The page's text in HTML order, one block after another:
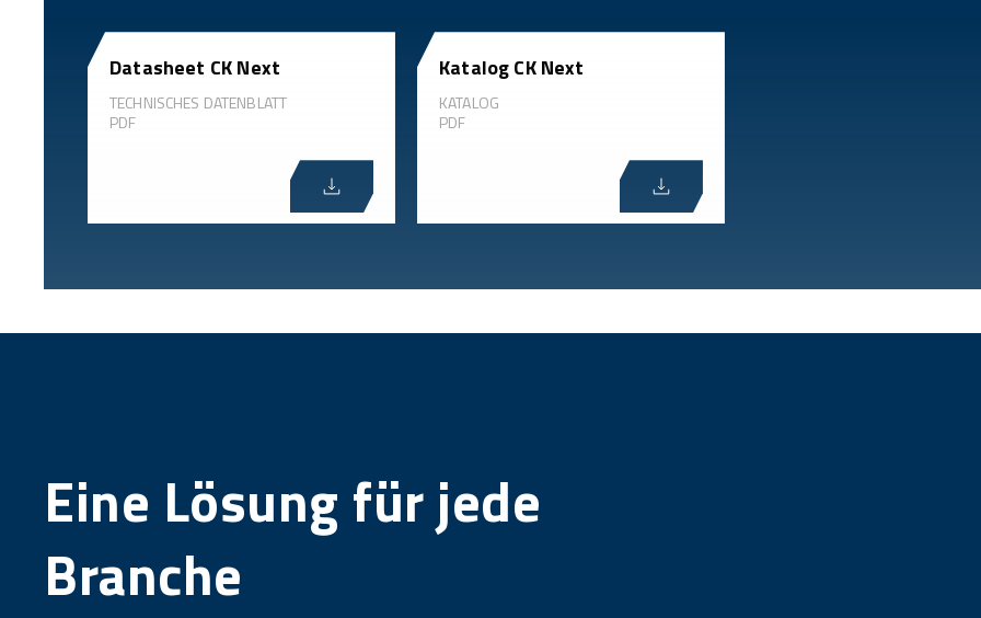
Datasheet CK Next
TECHNISCHES DATENBLATT
PDF
Katalog CK Next
KATALOG
PDF
Eine Lösung für jede
Branche